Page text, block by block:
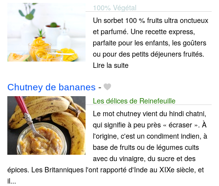
100% Végétal
Un sorbet 100 % fruits ultra onctueux
et parfumé. Une recette express,
parfaite pour les enfants, les goûters
ou pour des petits déjeuners fruités.
Lire la suite
Chutney de bananes -
Les délices de Reinefeuille
Le mot chutney vient du hindi chatni,
qui signifie à peu près « écraser ». À
l'origine, c'est un condiment indien, à
base de fruits ou de légumes cuits
avec du vinaigre, du sucre et des
épices. Les Britanniques l'ont rapporté d'Inde au XIXe siècle, et
il...